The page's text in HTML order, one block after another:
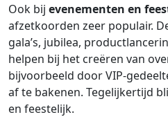
Ook bij evenementen en
afzetkoorden zeer populair.
gala’s, jubilea,
helpen bij het creëren van
bijvoorbeeld door VIP-
af te bakenen. Tegelijkertijd
en feestelijk.